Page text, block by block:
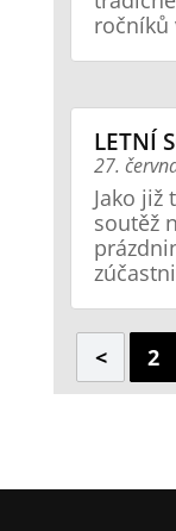
ročníků
LETNÍ
27.
Jako již
soutěž
< 2